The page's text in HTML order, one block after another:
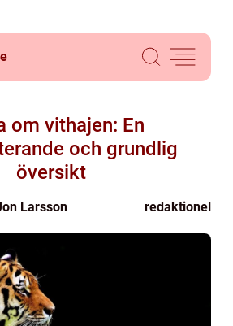
om vithajen: En
och grundlig
översikt
Larsson redaktionel